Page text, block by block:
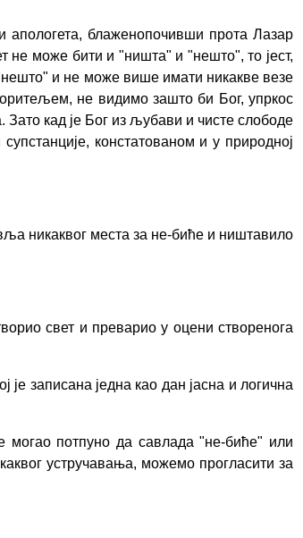
апологета, блаженопочивши прота Лазар
не може бити и "ништа" и "нешто", то јест,
"нешто" и не може више имати никакве везе
не видимо зашто би Бог, упркос
кад је Бог из љубави и чисте слободе
констатованом и у природној
никаквог места за не-биће и ништавило
свет и преварио у оцени створенога
записана једна као дан јасна и логична
могао потпуно да савлада "не-биће" или
устручавања, можемо прогласити за